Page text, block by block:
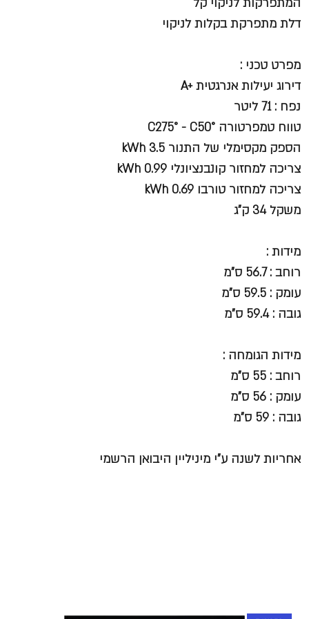
דלת מתפרקת בקלות לניקוי
מפרט טכני :
דירוג יעילות אנרגטית +A
נפח : 71 ליטר
טווח טמפרטורה C275° - C50°
הספק מקסימלי של התנור kWh 3.5
צריכה למחזור קונבנציונלי kWh 0.99
צריכה למחזור טורבו kWh 0.69
משקל 34 ק"ג
מידות :
רוחב : 56.7 ס"מ
עומק : 59.5 ס"מ
גובה : 59.4 ס"מ
מידות הגומחה :
רוחב : 55 ס"מ
עומק : 56 ס"מ
גובה : 59 ס"מ
אחריות לשנה ע"י מיניליין היבואן הרשמי